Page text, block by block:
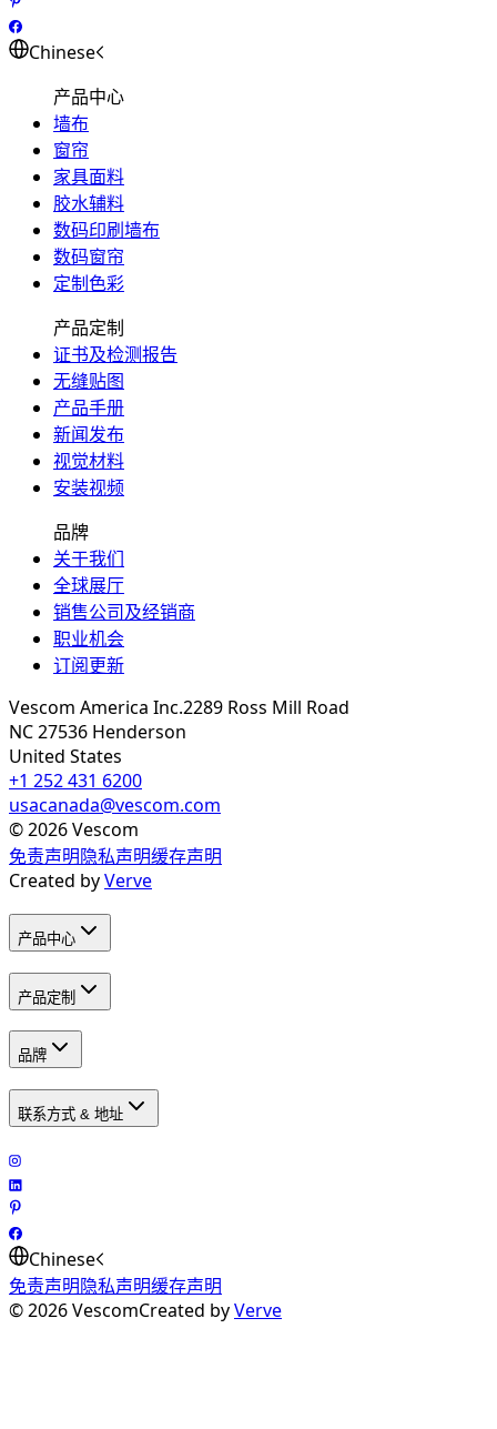
Chinese
产品中心
墙布
窗帘
家具面料
胶水辅料
数码印刷墙布
数码窗帘
定制色彩
产品定制
证书及检测报告
无缝贴图
产品手册
新闻发布
视觉材料
安装视频
品牌
关于我们
全球展厅
销售公司及经销商
职业机会
订阅更新
Vescom America Inc.2289 Ross Mill Road
NC 27536 Henderson
United States
+1 252 431 6200
usacanada@vescom.com
©2026Vescom
免责声明隐私声明缓存声明
Created byVerve
产品中心
产品定制
品牌
联系方式 & 地址
Chinese
免责声明隐私声明缓存声明
©2026VescomCreated byVerve